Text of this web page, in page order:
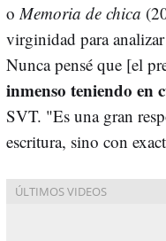
o Memoria de chica
virginidad para
Nunca pensé que [el
inmenso teniendo en
SVT. "Es una gran
escritura, sino con